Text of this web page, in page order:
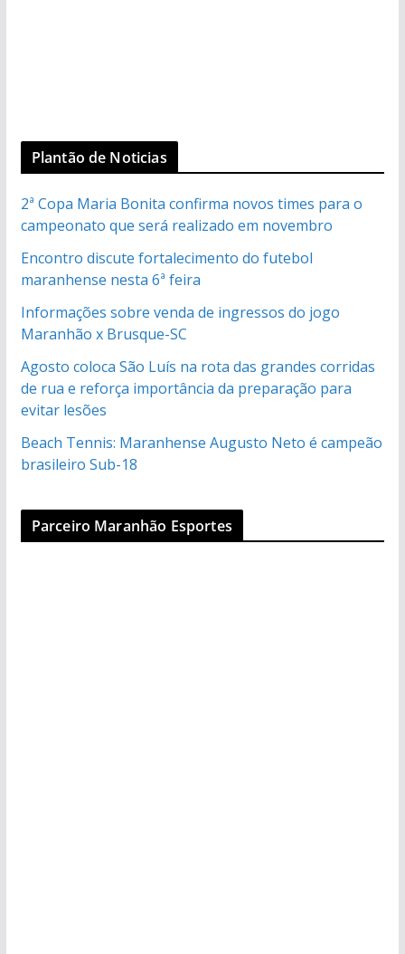
Plantão de Noticias
2ª Copa Maria Bonita confirma novos times para o
campeonato que será realizado em novembro
Encontro discute fortalecimento do futebol
maranhense nesta 6ª feira
Informações sobre venda de ingressos do jogo
Maranhão x Brusque-SC
Agosto coloca São Luís na rota das grandes corridas
de rua e reforça importância da preparação para
evitar lesões
Beach Tennis: Maranhense Augusto Neto é campeão
brasileiro Sub-18
Parceiro Maranhão Esportes